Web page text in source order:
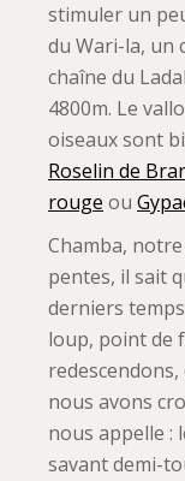
stimuler un
du Wari-la, un
chaîne du
4800m. Le
oiseaux sont
Roselin de
rouge ou
Chamba,
pentes, il sait
derniers
loup, point de
nous avons
nous appelle :
savant demi-